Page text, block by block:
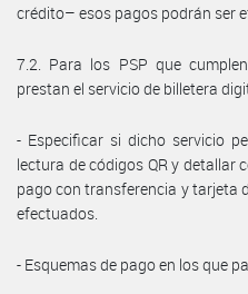
crédito– esos pagos podrán ser
7.2. Para los PSP que
prestan el servicio de billetera
- Especificar si dicho servicio
lectura de códigos QR y
pago con transferencia y tarjeta
efectuados.
- Esquemas de pago en los que